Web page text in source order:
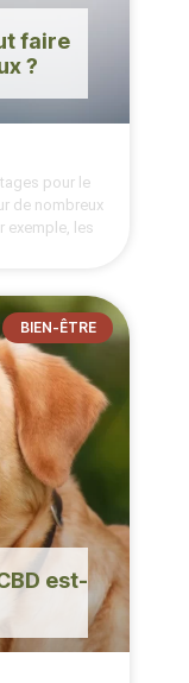
faire
?
pour le
de nombreux
exemple, les
BIEN-ÊTRE
est-